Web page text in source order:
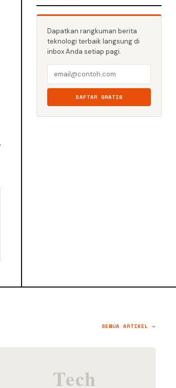
Dapatkan rangkuman berita
teknologi terbaik langsung di
inbox Anda setiap pagi.
DAFTAR GRATIS
SEMUA ARTIKEL →